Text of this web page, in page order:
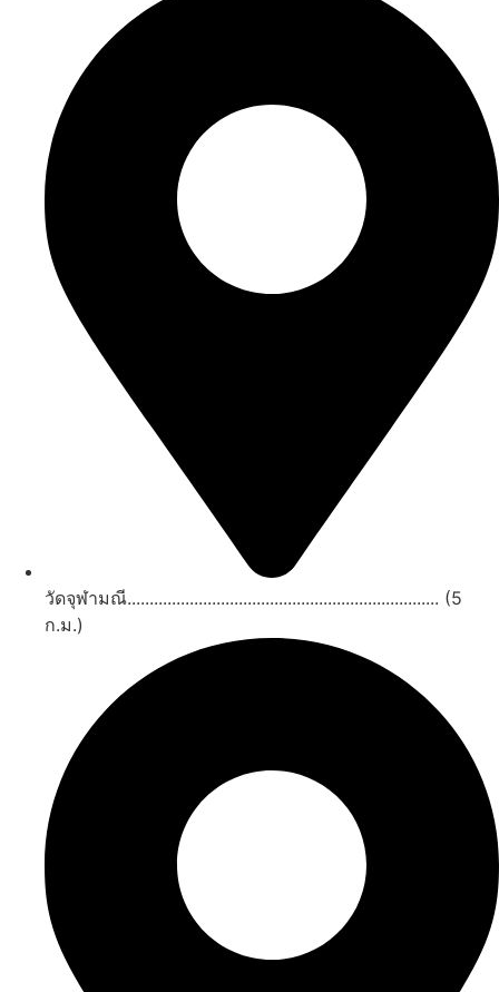
วัดจุฬามณี...................................................................... (5
ก.ม.)